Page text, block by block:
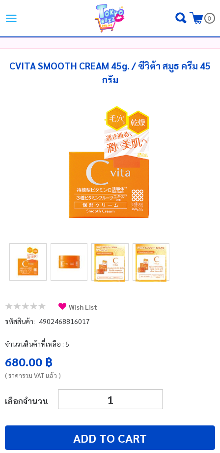
English | 日本語
LOGIN REGISTER
MY WISHLIST( 0 )
แจ้งชำระเงิน
ติดต่อเรา
สิทธิประโยชน์สมาชิก
0
CVITA SMOOTH CREAM 45g. / ซีวิต้า สมูธ ครีม 45
กรัม
Wish List
รหัสสินค้า: 4902468816017
จำนวนสินค้าที่เหลือ : 5
680.00 ฿
( ราคารวม VAT แล้ว )
เลือกจำนวน
ADD TO CART